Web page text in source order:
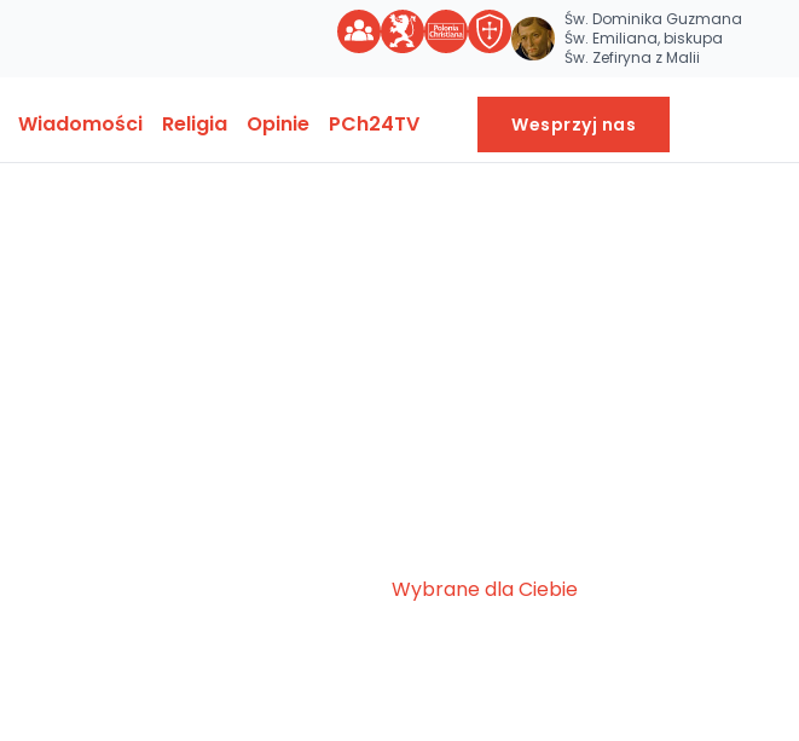
Św. Dominika Guzmana
Św. Emiliana, biskupa
Św. Zefiryna z Malii
Wiadomości Religia Opinie PCh24TV Wesprzyj nas
Wybrane dla Ciebie